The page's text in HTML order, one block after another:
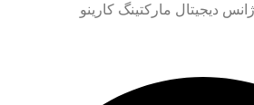
دیجیتال مارکتینگ کارینو